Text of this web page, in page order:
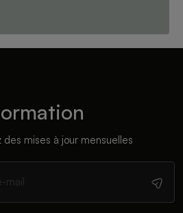
mises à jour mensuelles